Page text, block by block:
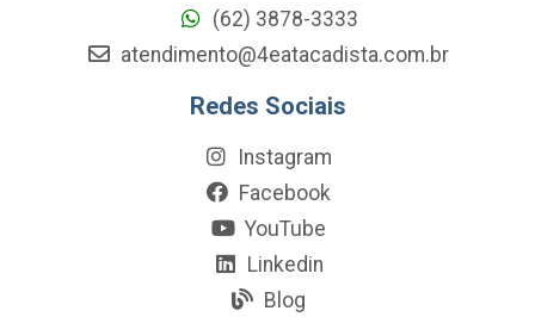
(62) 3878-3333
atendimento@4eatacadista.com.br
Redes Sociais
Instagram
Facebook
YouTube
Linkedin
Blog